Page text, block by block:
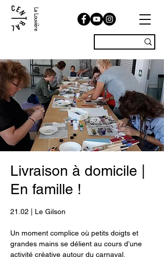
La Louvière
Livraison à domicile |
En famille !
21.02 | Le Gilson
Un moment complice où petits doigts et
grandes mains se délient au cours d’une
activité créative autour du carnaval.